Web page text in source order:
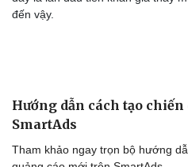
đến vậy.